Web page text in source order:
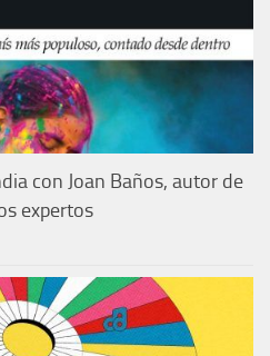
con Joan Baños, autor de
expertos